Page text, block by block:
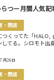
らつー月間人気記
・閉店
つくってた「HALO,
してる。シロモト出
月26日
・閉店